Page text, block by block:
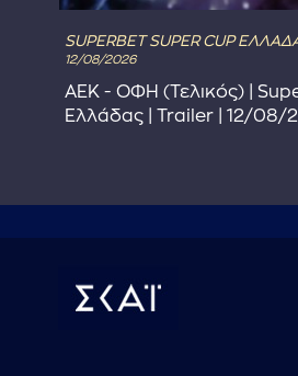
SUPERBET SUPER CUP
12/08/2026
ΑΕΚ - ΟΦΗ (Τελικός) |
Ελλάδας | Trailer | 12/08/